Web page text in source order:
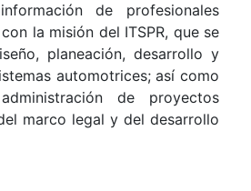
de profesionales
la misión del ITSPR, que se
planeación, desarrollo y
automotrices; así como
de proyectos
marco legal y del desarrollo